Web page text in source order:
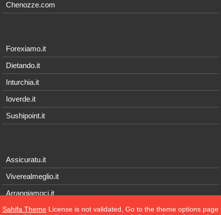
Chenozze.com
Forexiamo.it
Dietando.it
Inturchia.it
Ioverde.it
Sushipoint.it
Assicuratu.it
Viverealmeglio.it
Arrangiamoci.it
Tecnichef.it
Sahifa Theme License is not validated, Go to the theme options page